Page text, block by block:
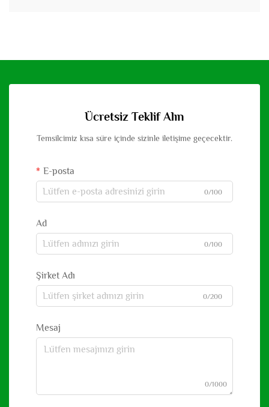
Ücretsiz Teklif Alın
Temsilcimiz kısa süre içinde sizinle iletişime geçecektir.
E-posta
0/100
Ad
0/100
Şirket Adı
0/200
Mesaj
0/1000